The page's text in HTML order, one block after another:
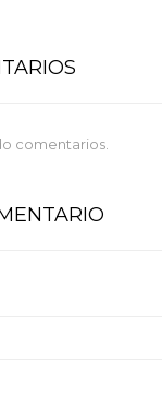
comentarios.